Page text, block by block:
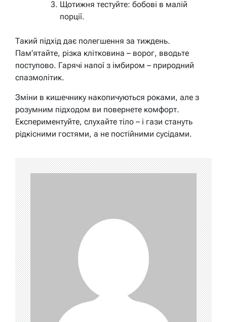
Щотижня тестуйте: бобові в малій
порції.
Такий підхід дає полегшення за тиждень.
Пам’ятайте, різка клітковина – ворог, вводьте
поступово. Гарячі напої з імбиром – природний
спазмолітик.
Зміни в кишечнику накопичуються роками, але з
розумним підходом ви повернете комфорт.
Експериментуйте, слухайте тіло – і гази стануть
рідкісними гостями, а не постійними сусідами.